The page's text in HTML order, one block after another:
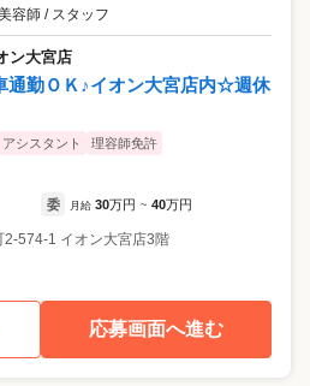
容師 / スタッフ
ン大宮店
勤ＯＫ♪イオン大宮店内☆週休
アシスタント
理容師免許
委 月給 30万円 ~ 40万円
2-574-1 イオン大宮店3階
応募画面へ進む